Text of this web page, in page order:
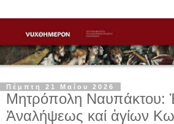
Πέμπτη 21 Μαΐου 2026
Μητρόπολη Ναυπάκτου:
Ἀναλήψεως καί ἁγίων